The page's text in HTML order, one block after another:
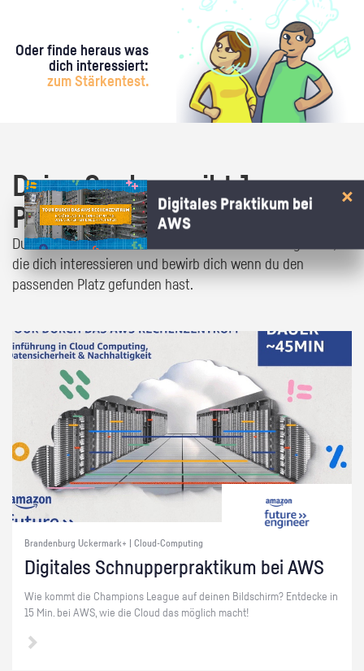
Oder finde heraus was
dich interessiert:
zum Stärkentest.
Deine Suche ergibt 1
Praktikumsangebot!
Du bist fast da! Klick dich durch die Praktikumsangebote,
die dich interessieren und bewirb dich wenn du den
passenden Platz gefunden hast.
Brandenburg Uckermark+ | Cloud-Computing
Di­gi­ta­les Schnup­per­prak­ti­kum bei AWS
Wie kommt die Cham­pi­ons Le­ague auf dei­nen Bild­schirm? Ent­de­cke in
15 Min. bei AWS, wie die Cloud das mög­lich macht!
Digitales Praktikum bei
AWS